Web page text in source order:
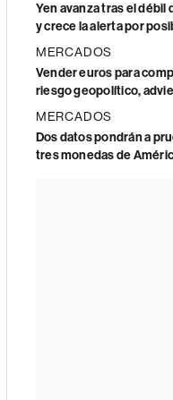
Yen avanza tras el débil
y crece la alerta por
MERCADOS
Vender euros para
riesgo geopolítico,
MERCADOS
Dos datos pondrán a
tres monedas de